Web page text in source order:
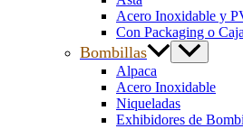
Acero Inoxidable y
Con Packaging o Caja
Bombillas
Alpaca
Acero Inoxidable
Niqueladas
Exhibidores de